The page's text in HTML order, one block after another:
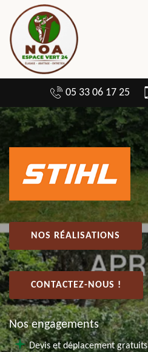
05 33 06 17 25
NOS RÉALISATIONS
CONTACTEZ-NOUS !
Nos engagements
Devis et déplacement gratuits